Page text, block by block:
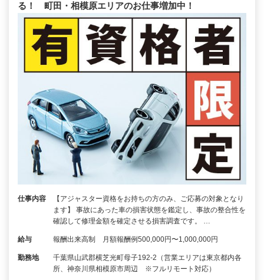
る！ 町田・相模原エリアのお仕事増加中！
仕事内容
【アジャスター資格をお持ちの方のみ、ご応募の対象となり
ます】 事故にあった車の損害状態を鑑定し、事故の整合性を
確認して修理金額を確定させる損害調査です。 …
給与 報酬出来高制 月額報酬例500,000円〜1,000,000円
勤務地
千葉県山武郡横芝光町母子192-2（営業エリアは東京都内各
所、神奈川県相模原市周辺 ※フルリモート対応）